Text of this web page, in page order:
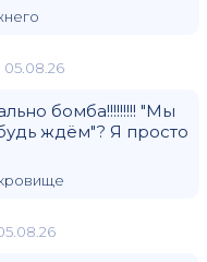
05.08.26
бомба!!!!!!!!! "Мы
ждём"? Я просто